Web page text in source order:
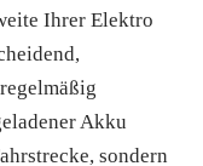
Ihrer Elektro
Akku
sondern